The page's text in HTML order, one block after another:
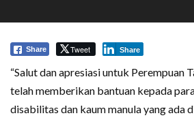
Share Tweet Share
“Salut dan apresiasi untuk Perempuan
telah memberikan bantuan kepada
disabilitas dan kaum manula yang ada